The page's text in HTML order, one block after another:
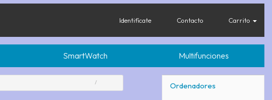
Identifícate Contacto Carrito
SmartWatch Multifunciones
Ordenadores